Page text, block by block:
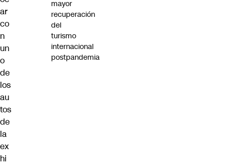
ar
co
n
un
o
de
los
au
tos
de
la
ex
hi
mayor
recuperación
del
turismo
internacional
postpandemia